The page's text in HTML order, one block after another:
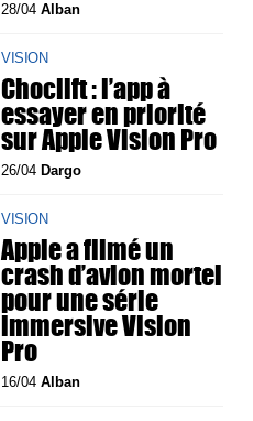
28/04Alban
VISION
Choclift : l’app à
essayer en priorité
sur Apple Vision Pro
26/04 Dargo
VISION
Apple a filmé un
crash d’avion mortel
pour une série
immersive Vision
Pro
16/04Alban